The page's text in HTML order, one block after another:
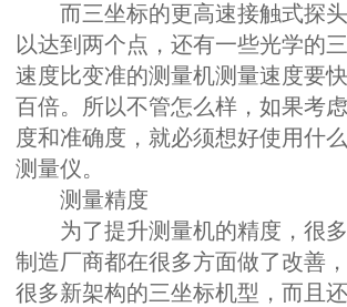
而三坐标的更高速接触式探头
以达到两个点，还有一些光学的
速度比变准的测量机测量速度要
百倍。所以不管怎么样，如果考
度和准确度，就必须想好使用什
测量仪。
测量精度
为了提升测量机的精度，很多
制造厂商都在很多方面做了改善
很多新架构的三坐标机型，而且